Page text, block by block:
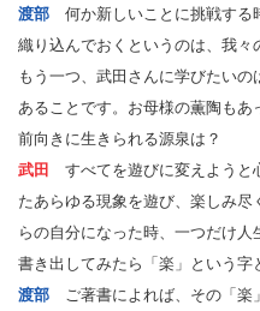
渡部 何か新しいことに挑戦する
織り込んでおくというのは、我々
もう一つ、武田さんに学びたい
あることです。お母様の薫陶も
前向きに生きられる源泉は？
武田
すべてを遊びに変えようと
たあらゆる現象を遊び、楽しみ尽
らの自分になった時、一つだけ
書き出してみたら「楽」という字
渡部 ご著書によれば、その「楽